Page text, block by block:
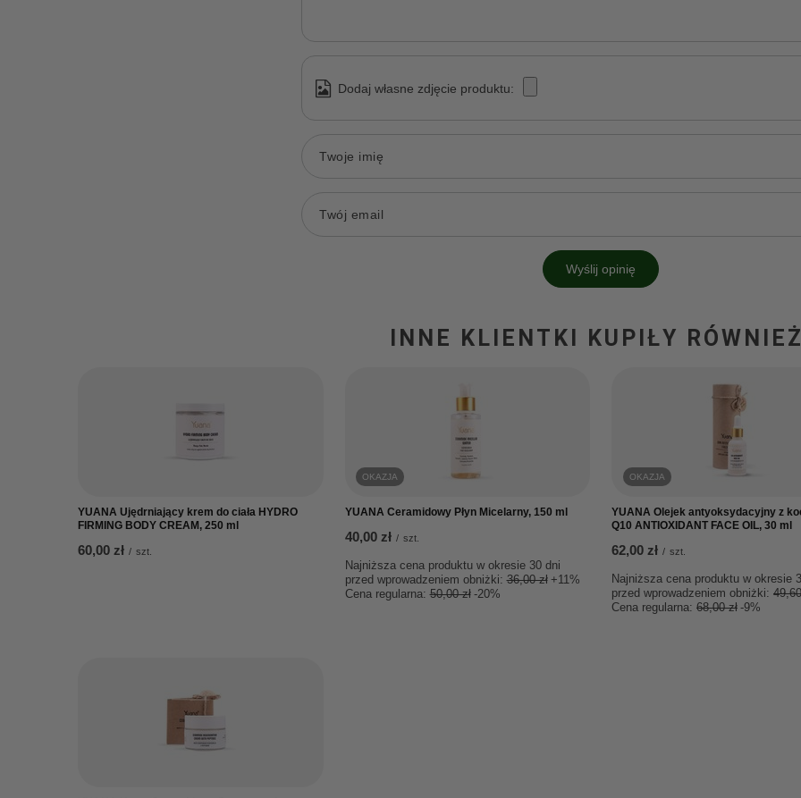
Dodaj własne zdjęcie produktu:
Twoje imię
Twój email
Wyślij opinię
INNE KLIENTKI KUPIŁY
YUANA Ujędrniający krem do ciała HYDRO
FIRMING BODY CREAM, 250 ml
60,00 zł / szt.
OKAZJA
YUANA Ceramidowy Płyn Micelarny, 150 ml
40,00 zł / szt.
Najniższa cena produktu w okresie 30 dni
przed wprowadzeniem obniżki:36,00 zł +11%
Cena regularna:50,00 zł -20%
OKAZJA
YUANA Olejek antyoksydacyjny z
Q10 ANTIOXIDANT FACE OIL, 30 ml
62,00 zł / szt.
Najniższa cena produktu w okresie
przed wprowadzeniem obniżki:
Cena regularna: 68,00 zł -9%